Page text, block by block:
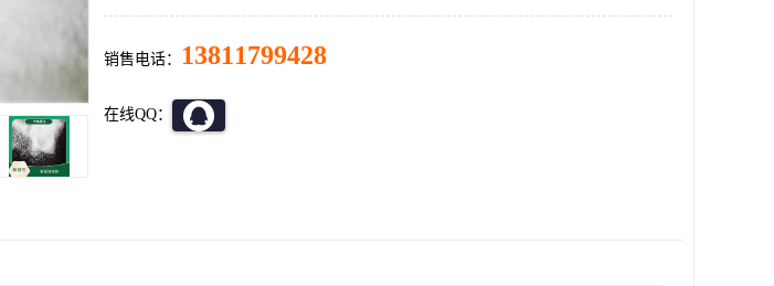
销售电话： 13811799428
在线QQ：